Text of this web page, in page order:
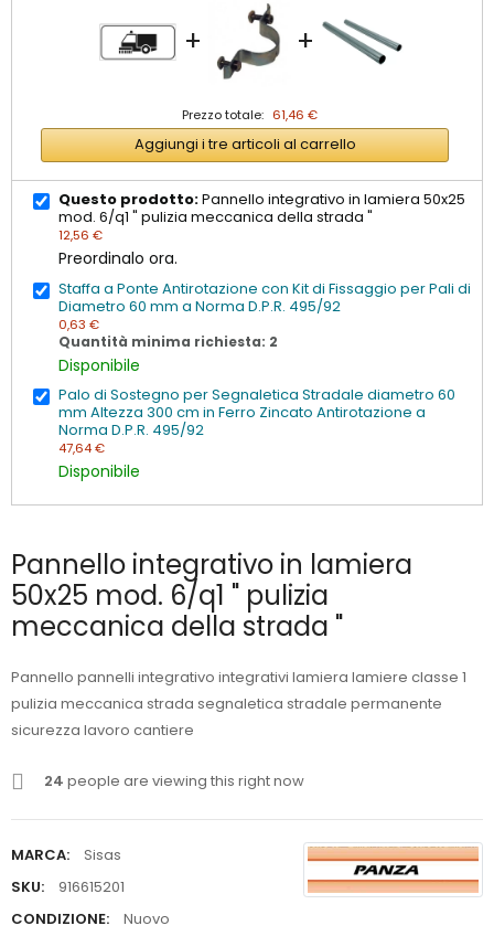
+ +
Prezzo totale: 61,46 €
Aggiungi i tre articoli al carrello
Questo prodotto:Pannello integrativo in lamiera 50x25
mod. 6/q1 " pulizia meccanica della strada "
12,56 €
Preordinalo ora.
Staffa a Ponte Antirotazione con Kit di Fissaggio per Pali di
Diametro 60 mm a Norma D.P.R. 495/92
0,63 €
Quantità minima richiesta: 2
Disponibile
Palo di Sostegno per Segnaletica Stradale diametro 60
mm Altezza 300 cm in Ferro Zincato Antirotazione a
Norma D.P.R. 495/92
47,64 €
Disponibile
Pannello integrativo in lamiera
50x25 mod. 6/q1 " pulizia
meccanica della strada "
Pannello pannelli integrativo integrativi lamiera lamiere classe 1
pulizia meccanica strada segnaletica stradale permanente
sicurezza lavoro cantiere
24 people are viewing this right now
MARCA:
Sisas
SKU:
916615201
CONDIZIONE:
Nuovo